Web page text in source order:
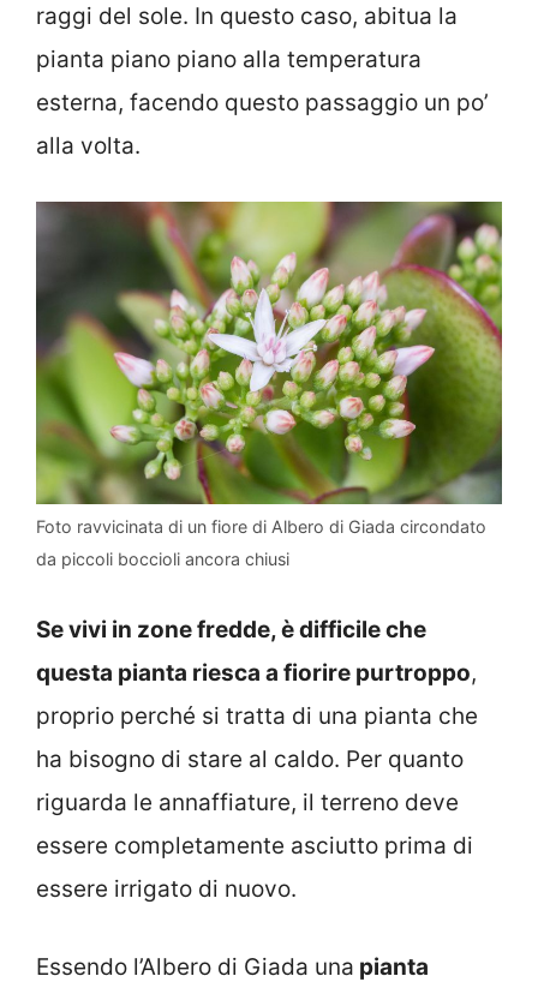
raggi del sole. In questo caso, abitua la
pianta piano piano alla temperatura
esterna, facendo questo passaggio un po’
alla volta.
Foto ravvicinata di un fiore di Albero di Giada circondato
da piccoli boccioli ancora chiusi
Se vivi in zone fredde, è difficile che
questa pianta riesca a fiorire purtroppo,
proprio perché si tratta di una pianta che
ha bisogno di stare al caldo. Per quanto
riguarda le annaffiature, il terreno deve
essere completamente asciutto prima di
essere irrigato di nuovo.
Essendo l’Albero di Giada una pianta